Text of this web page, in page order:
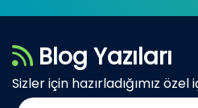
Blog Yazıları
Sizler için hazırladığımız özel